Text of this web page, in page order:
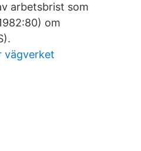
arbetsbrist som
om
vägverket